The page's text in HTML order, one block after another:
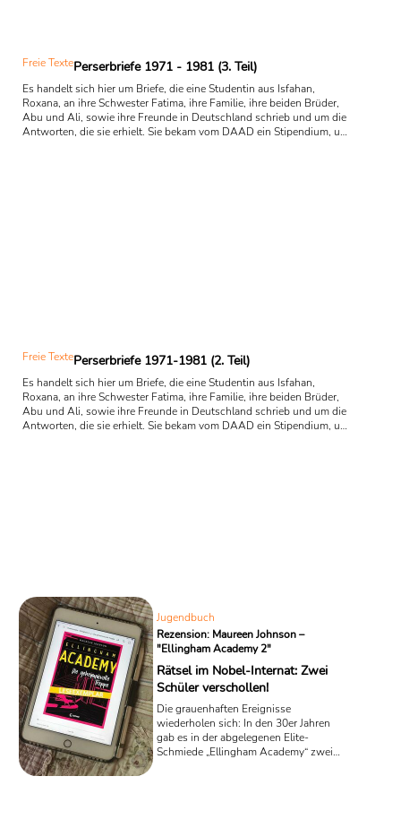
Freie TextePerserbriefe 1971 - 1981 (3. Teil)
Es handelt sich hier um Briefe, die eine Studentin aus Isfahan,
Roxana, an ihre Schwester Fatima, ihre Familie, ihre beiden Brüder,
Abu und Ali, sowie ihre Freunde in Deutschland schrieb und um die
Antworten, die sie erhielt. Sie bekam vom DAAD ein Stipendium, um
Freie TextePerserbriefe 1971-1981 (2. Teil)
Es handelt sich hier um Briefe, die eine Studentin aus Isfahan,
Roxana, an ihre Schwester Fatima, ihre Familie, ihre beiden Brüder,
Abu und Ali, sowie ihre Freunde in Deutschland schrieb und um die
Antworten, die sie erhielt. Sie bekam vom DAAD ein Stipendium, um
Jugendbuch
Rezension: Maureen Johnson –
"Ellingham Academy 2"
Rätsel im Nobel-Internat: Zwei
Schüler verschollen!
Die grauenhaften Ereignisse
wiederholen sich: In den 30er Jahren
gab es in der abgelegenen Elite-
Schmiede „Ellingham Academy“ zwei